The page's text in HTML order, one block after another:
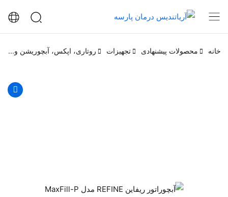
خانه محصولات پیشنهادی تجهیزات روتاری، اپکس، آبچوریشن و...